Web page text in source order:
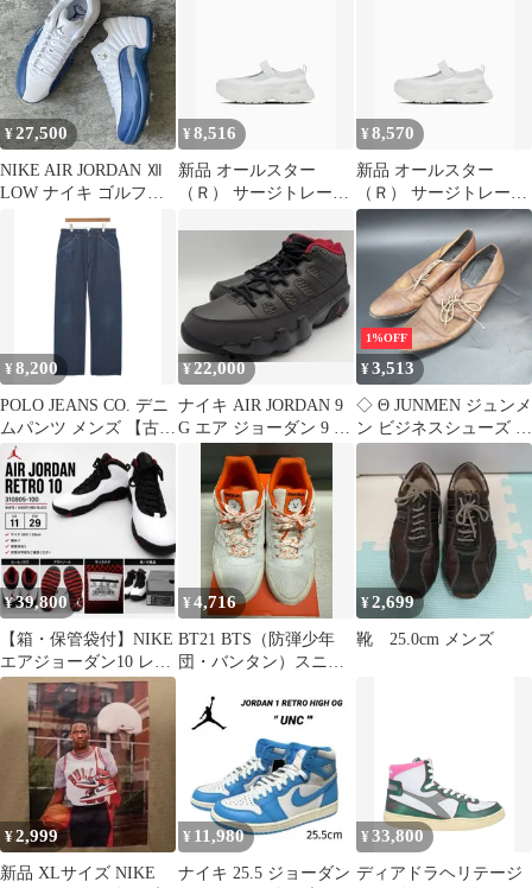
OX ピュアホワイト 春
夏 送料無料
¥27,500
NIKE AIR JORDAN Ⅻ
LOW ナイキ ゴルフシ
ューズ 26
¥8,516
新品 オールスター
（Ｒ） サージトレーナ
¥8,570
新品 オールスター
（Ｒ） サージトレーナ
ー ＭＪ ＯＸ ピュアホ
ワイト
¥8,200
POLO JEANS CO. デニ
ムパンツ メンズ 【古
着】【中古】【送料無
料】
¥22,000
ナイキ AIR JORDAN 9
G エア ジョーダン 9 ゴ
1%OFF
¥3,513
◇ Θ JUNMEN ジュンメ
ン ビジネスシューズ サ
イズM ブラウン系 メン
ズ E
【1502200004820】
¥39,800
【箱・保管袋付】NIKE
エアジョーダン10 レト
ロ 白赤黒 29cm
¥4,716
BT21 BTS（防弾少年
団・バンタン）スニー
グク ジミン ヴィ アー
ルエム ジェイホープ シ
ュガ ジーン
¥2,699
靴 25.0cm メンズ
¥2,999
新品 XLサイズ NIKE
¥ 11,980
ナイキ 25.5 ジョーダン
¥33,800
ディアドラヘリテージ